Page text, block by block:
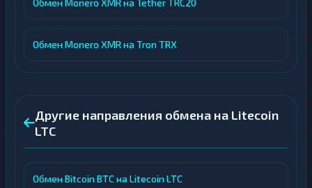
Обмен Monero XMR на Tether TRC20
Обмен Monero XMR на Tron TRX
Другие направления обмена на Litecoin
LTC
Обмен Bitcoin BTC на Litecoin LTC